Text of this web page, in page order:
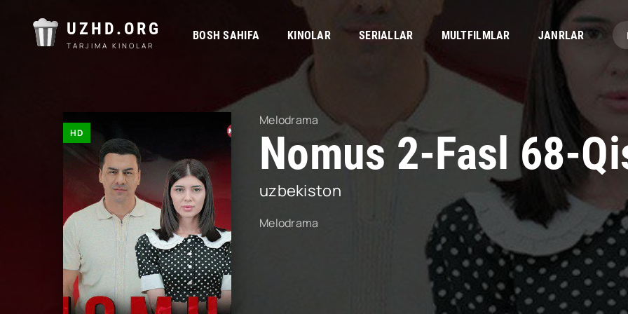
UZHD.ORG
TARJIMA KINOLAR
BOSH SAHIFA KINOLAR SERIALLAR MULTFILMLAR JANRLAR
HD
Melodrama
Nomus 2-Fasl 68-
uzbekiston
Melodrama